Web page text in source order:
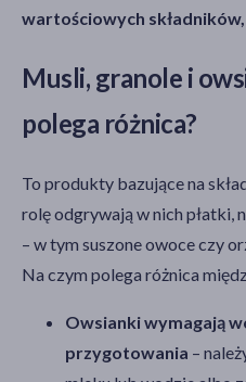
wartościowych
Musli, granole i
polega różnica?
To produkty bazujące na
rolę odgrywają w nich płatki,
– w tym suszone owoce czy
Na czym polega różnica
Owsianki wymagają
przygotowania –